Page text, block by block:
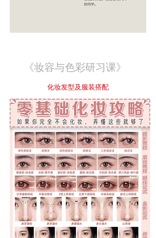
《妆容与色彩研习课》
化妆发型及服装搭配